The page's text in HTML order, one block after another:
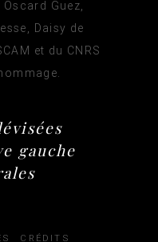
Guez,
Daisy de
et du CNRS
gauche
CRÉDITS